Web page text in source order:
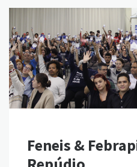
Feneis &